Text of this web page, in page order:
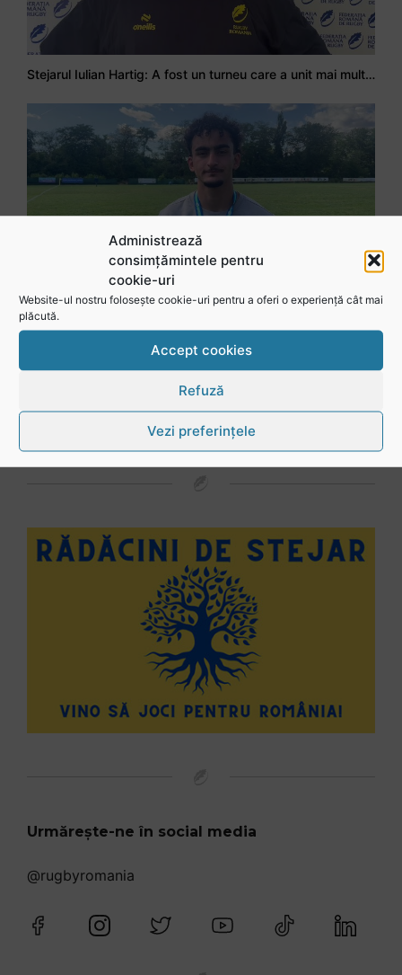
Administrează
consimțămintele pentru
cookie-uri
Website-ul nostru folosește cookie-uri pentru a oferi o experiență cât mai
plăcută.
Accept cookies
Refuză
Vezi preferințele
Stejarul Iulian Hartig: A fost un turneu care a unit mai mult echipa
Vezi toate videoclipurile
Urmărește-ne în social media
@rugbyromania